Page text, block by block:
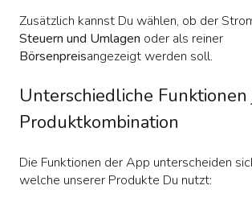
Zusätzlich kannst Du wählen, ob der
Steuern und Umlagen oder als reiner
Börsenpreisangezeigt werden soll.
Unterschiedliche Funktionen
Produktkombination
Die Funktionen der App unterscheiden
welche unserer Produkte Du nutzt: